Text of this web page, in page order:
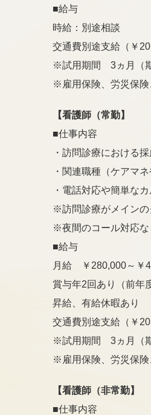
■給与
時給：別途相談
交通費別途支給（￥
※試用期間 3ヵ月（期
※雇用保険、労災保険
【看護師（常勤】
■仕事内容
・訪問診療における
・関連職種（ケアマ
・電話対応や簡単な
※訪問診療がメインの
※夜間のコール対応な
■給与
月給 ￥280,000～￥
賞与年2回あり（前年
昇給、有給休暇あり
交通費別途支給（￥
※試用期間 3ヵ月（期
※雇用保険、労災保険
【看護師（非常勤】
■仕事内容